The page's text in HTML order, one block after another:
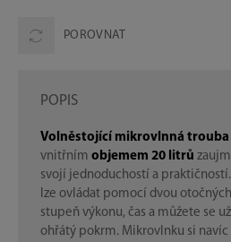
POROVNAT
POPIS
Volněstojící mikrovlnná trouba
vnitřním objemem 20 litrů
svojí jednoduchostí a
lze ovládat pomocí dvou
stupeň výkonu, čas a můžete se
ohřátý pokrm. Mikrovlnku si